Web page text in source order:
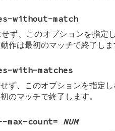
without-match
ず、このオプションを指定
作は最初のマッチで終了しま
with-matches
ず、このオプションを指定
のマッチで終了します。
max-count= NUM